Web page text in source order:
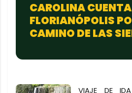
CAROLINA
FLORIANÓPOLIS
CAMINO DE LAS
VIAJE DE IDA